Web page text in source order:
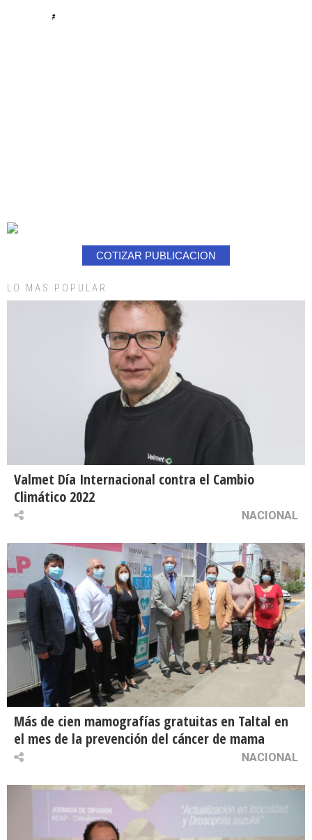
#
COTIZAR PUBLICACION
LO MAS POPULAR
Valmet Día Internacional contra el Cambio
Climático 2022
NACIONAL
Más de cien mamografías gratuitas en Taltal en
el mes de la prevención del cáncer de mama
NACIONAL